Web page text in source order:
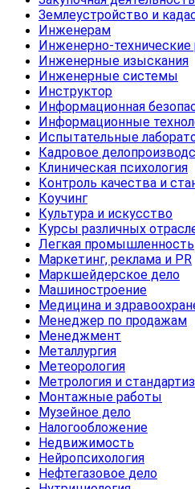
Землеустройство и
Инженерам
Инженерно-технические
Инженерные изыскания
Инженерные системы
Инструктор
Информационная
Информационные
Испытательные
Кадровое
Клиническая психология
Контроль качества и
Коучинг
Культура и искусство
Курсы различных
Легкая промышленность
Маркетинг, реклама и PR
Маркшейдерское дело
Машиностроение
Медицина и
Менеджер по продажам
Менеджмент
Металлургия
Метеорология
Метрология и
Монтажные работы
Музейное дело
Налогообложение
Недвижимость
Нейропсихология
Нефтегазовое дело